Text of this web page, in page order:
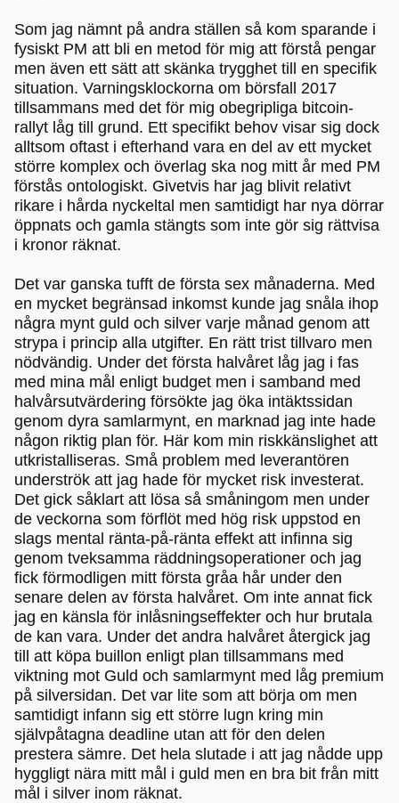
Som jag nämnt på andra ställen så kom sparande i
fysiskt PM att bli en metod för mig att förstå pengar
men även ett sätt att skänka trygghet till en specifik
situation. Varningsklockorna om börsfall 2017
tillsammans med det för mig obegripliga bitcoin-
rallyt låg till grund. Ett specifikt behov visar sig dock
alltsom oftast i efterhand vara en del av ett mycket
större komplex och överlag ska nog mitt år med PM
förstås ontologiskt. Givetvis har jag blivit relativt
rikare i hårda nyckeltal men samtidigt har nya dörrar
öppnats och gamla stängts som inte gör sig rättvisa
i kronor räknat.
Det var ganska tufft de första sex månaderna. Med
en mycket begränsad inkomst kunde jag snåla ihop
några mynt guld och silver varje månad genom att
strypa i princip alla utgifter. En rätt trist tillvaro men
nödvändig. Under det första halvåret låg jag i fas
med mina mål enligt budget men i samband med
halvårsutvärdering försökte jag öka intäktssidan
genom dyra samlarmynt, en marknad jag inte hade
någon riktig plan för. Här kom min riskkänslighet att
utkristalliseras. Små problem med leverantören
underströk att jag hade för mycket risk investerat.
Det gick såklart att lösa så småningom men under
de veckorna som förflöt med hög risk uppstod en
slags mental ränta-på-ränta effekt att infinna sig
genom tveksamma räddningsoperationer och jag
fick förmodligen mitt första gråa hår under den
senare delen av första halvåret. Om inte annat fick
jag en känsla för inlåsningseffekter och hur brutala
de kan vara. Under det andra halvåret återgick jag
till att köpa buillon enligt plan tillsammans med
viktning mot Guld och samlarmynt med låg premium
på silversidan. Det var lite som att börja om men
samtidigt infann sig ett större lugn kring min
självpåtagna deadline utan att för den delen
prestera sämre. Det hela slutade i att jag nådde upp
hyggligt nära mitt mål i guld men en bra bit från mitt
mål i silver inom räknat.